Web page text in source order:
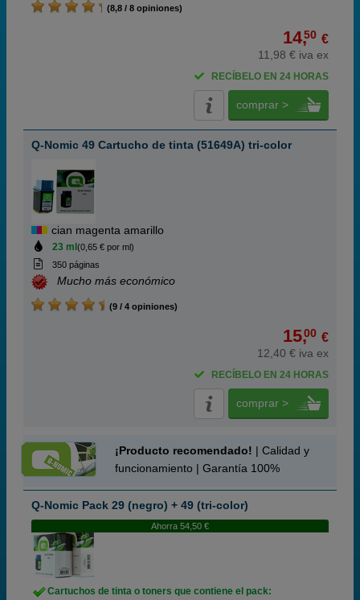
(8,8 / 8 opiniones)
14,50 €
11,98 € iva ex
RECÍBELO EN 24 HORAS
comprar >
Q-Nomic 49 Cartucho de tinta (51649A) tri-color
cian magenta amarillo
23 ml (0,65 € por ml)
350 páginas
Mucho más económico
(9 / 4 opiniones)
15,00 €
12,40 € iva ex
RECÍBELO EN 24 HORAS
comprar >
¡Producto recomendado! | Calidad y
funcionamiento | Garantía 100%
Q-Nomic Pack 29 (negro) + 49 (tri-color)
Ahorra 54,50 €
Cartuchos de tinta o toners que contiene el pack: